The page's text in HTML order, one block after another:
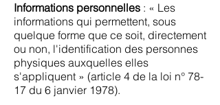
Informations personnelles : « Les
informations qui permettent, sous
quelque forme que ce soit, directement
ou non, l'identification des personnes
physiques auxquelles elles
s'appliquent » (article 4 de la loi n° 78-
17 du 6 janvier 1978).